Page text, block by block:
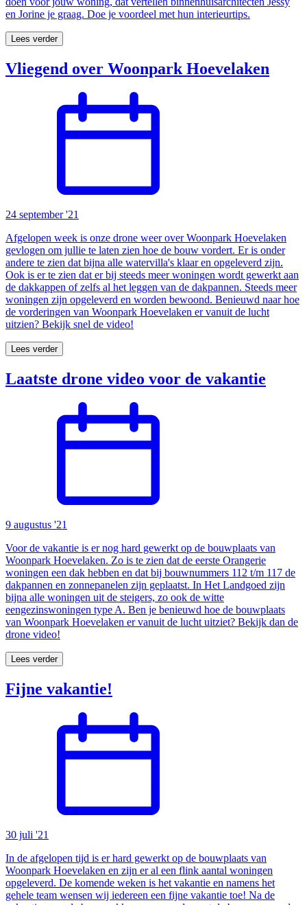
en Jorine je graag. Doe je voordeel met hun interieurtips.
Lees verder
Vliegend over Woonpark Hoevelaken
24 september '21
Afgelopen week is onze drone weer over Woonpark Hoevelaken
gevlogen om jullie te laten zien hoe de bouw vordert. Er is onder
andere te zien dat bijna alle watervilla's klaar en opgeleverd zijn.
Ook is er te zien dat er bij steeds meer woningen wordt gewerkt aan
de dakkappen of zelfs al het leggen van de dakpannen. Steeds meer
woningen zijn opgeleverd en worden bewoond. Benieuwd naar hoe
de vorderingen van Woonpark Hoevelaken er vanuit de lucht
uitzien? Bekijk snel de video!
Lees verder
Laatste drone video voor de vakantie
9 augustus '21
Voor de vakantie is er nog hard gewerkt op de bouwplaats van
Woonpark Hoevelaken. Zo is te zien dat de eerste Orangerie
woningen een dak hebben en dat bij bouwnummers 112 t/m 117 de
dakpannen en zonnepanelen zijn geplaatst. In Het Landgoed zijn
bijna alle woningen uit de steigers, zo ook de witte
eengezinswoningen type A. Ben je benieuwd hoe de bouwplaats
van Woonpark Hoevelaken er vanuit de lucht uitziet? Bekijk dan de
drone video!
Lees verder
Fijne vakantie!
30 juli '21
In de afgelopen tijd is er hard gewerkt op de bouwplaats van
Woonpark Hoevelaken en zijn er al een flink aantal woningen
opgeleverd. De komende weken is het vakantie en namens het
gehele team wensen wij iedereen een fijne vakantie toe! Na de